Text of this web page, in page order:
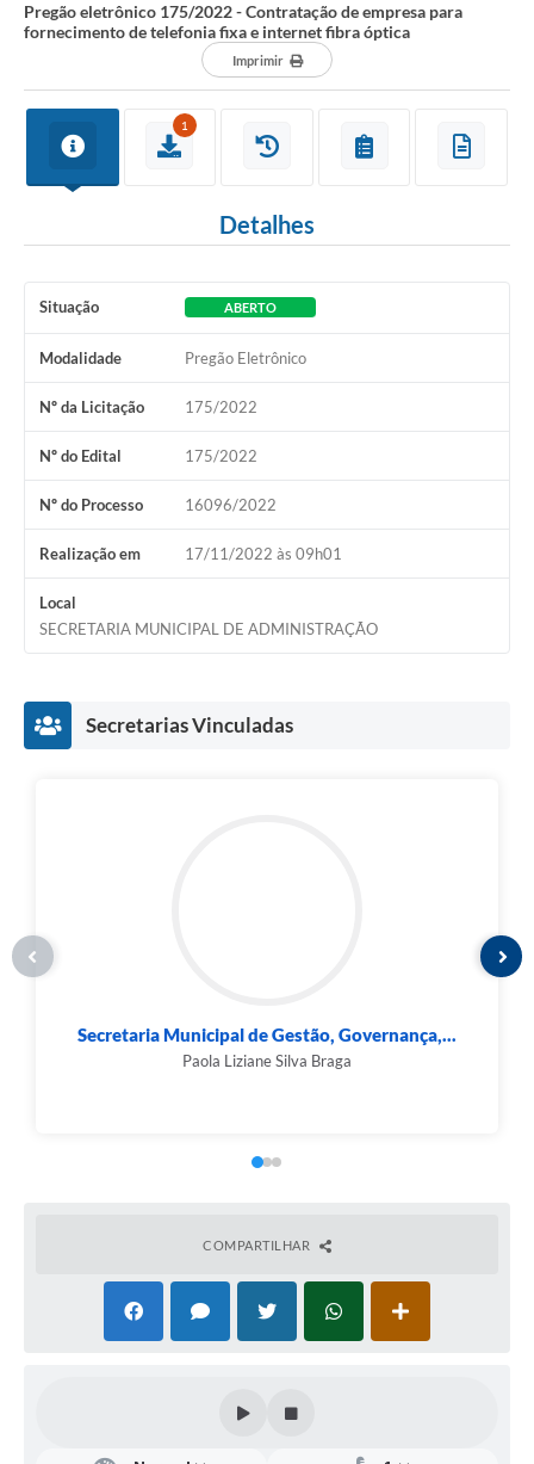
Diário Oficial
Coleta seletiva - Informações
A Nossa Cidade
A Prefeitura
Audiências Públicas
Arquivos para Download
Galeria de Vídeos
Gabinetes e Secretarias
Contas Públicas
Serviços Online
Pregão eletrônico 175/2022 - Contratação de empresa para
fornecimento de telefonia fixa e internet fibra óptica
Imprimir
1
Detalhes
Situação ABERTO
Modalidade Pregão Eletrônico
Nº da Licitação 175/2022
Nº do Edital 175/2022
Nº do Processo 16096/2022
Realização em 17/11/2022 às 09h01
Local
SECRETARIA MUNICIPAL DE ADMINISTRAÇÃO
Secretarias Vinculadas
Secretaria Municipal de Gestão, Governança,...
Paola Liziane Silva Braga
COMPARTILHAR